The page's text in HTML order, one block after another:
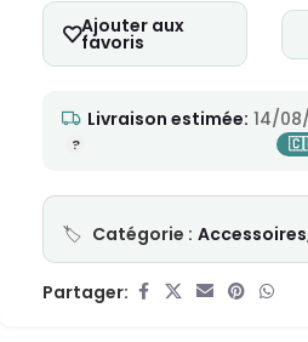
Ajouter aux
favoris
Livraison estimée: 14/
Catégorie :
Partager: